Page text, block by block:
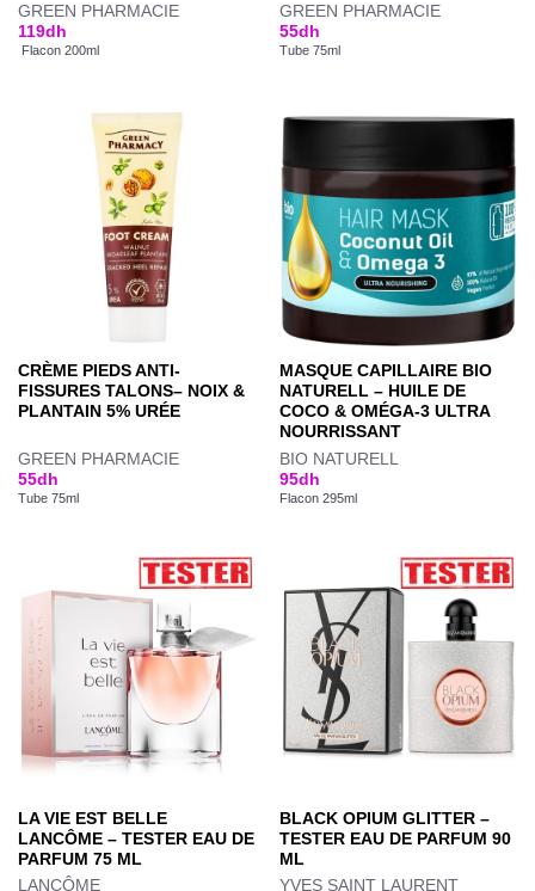
GREEN PHARMACIE
119dh
Flacon 200ml
GREEN PHARMACIE
55dh
Tube 75ml
CRÈME PIEDS ANTI-
FISSURES TALONS– NOIX &
PLANTAIN 5% URÉE
GREEN PHARMACIE
55dh
Tube 75ml
MASQUE CAPILLAIRE BIO
NATURELL – HUILE DE
COCO & OMÉGA-3 ULTRA
NOURRISSANT
BIO NATURELL
95dh
Flacon 295ml
LA VIE EST BELLE
LANCÔME – TESTER EAU DE
PARFUM 75 ML
LANCÔME
BLACK OPIUM GLITTER –
TESTER EAU DE PARFUM 90
ML
YVES SAINT LAURENT